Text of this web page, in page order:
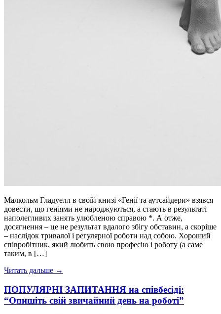
Малкольм Гладуелл в своїй книзі «Генії та аутсайдери» взявся
довести, що геніями не народжуються, а стають в результаті
наполегливих занять улюбленою справою *. А отже,
досягнення – це не результат вдалого збігу обставин, а скоріше
– наслідок тривалої і регулярної роботи над собою. Хороший
співробітник, який любить свою професію і роботу (а саме
таким, в […]
Читать дальше →
ПОПУЛЯРНІ ЗАПИТАННЯ на співбесіді:
“Опишіть свій звичайний день на роботі”